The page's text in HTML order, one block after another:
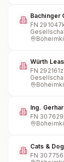
Bachinger
FN
Würth
FN 292161z
Ing.
FN
Cats &
FN